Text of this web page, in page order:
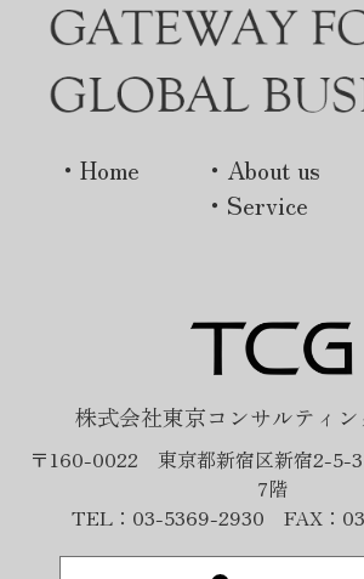
・Home
・About us
・Service
株式会社東京コンサルティ
〒160-0022 東京都新宿区新宿2-5-
7階
TEL：03-5369-2930 FAX：